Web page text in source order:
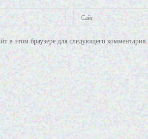
в этом браузере для следующего комментария.